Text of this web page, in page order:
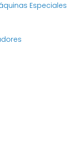
Especiales